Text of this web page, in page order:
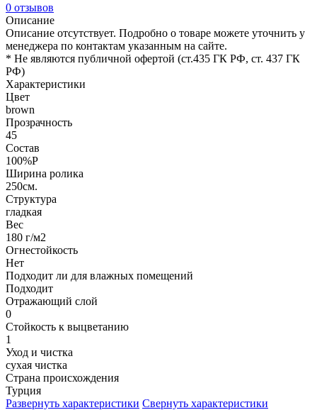
0 отзывов
Описание
Описание отсутствует. Подробно о товаре можете уточнить у
менеджера по контактам указанным на сайте.
* Не являются публичной офертой (ст.435 ГК РФ, cт. 437 ГК
РФ)
Характеристики
Цвет
brown
Прозрачность
45
Состав
100%P
Ширина ролика
250см.
Структура
гладкая
Вес
180 г/м2
Огнестойкость
Нет
Подходит ли для влажных помещений
Подходит
Отражающий слой
0
Стойкость к выцветанию
1
Уход и чистка
сухая чистка
Страна происхождения
Турция
Развернуть характеристики Свернуть характеристики